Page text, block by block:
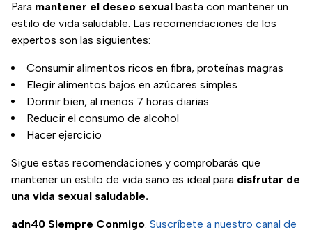
Para mantener el deseo sexual basta con mantener un
estilo de vida saludable. Las recomendaciones de los
expertos son las siguientes:
Consumir alimentos ricos en fibra, proteínas magras
Elegir alimentos bajos en azúcares simples
Dormir bien, al menos 7 horas diarias
Reducir el consumo de alcohol
Hacer ejercicio
Sigue estas recomendaciones y comprobarás que
mantener un estilo de vida sano es ideal para disfrutar de
una vida sexual saludable.
adn40 Siempre Conmigo. Suscríbete a nuestro canal de